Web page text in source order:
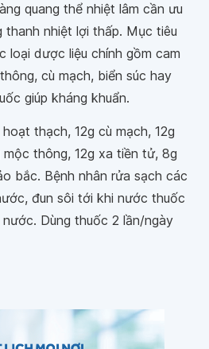
quang thể nhiệt lâm cần ưu
nhiệt lợi thấp. Mục tiêu
loại dược liệu chính gồm cam
cù mạch, biển súc hay
giúp kháng khuẩn.
thạch, 12g cù mạch, 12g
thông, 12g xa tiền tử, 8g
bắc. Bệnh nhân rửa sạch các
đun sôi tới khi nước thuốc
Dùng thuốc 2 lần/ngày